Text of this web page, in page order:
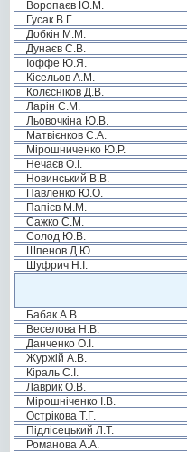
Воропаєв Ю.М.
Гусак В.Г.
Добкін М.М.
Дунаєв С.В.
Іоффе Ю.Я.
Кісельов А.М.
Колєсніков Д.В.
Ларін С.М.
Льовочкіна Ю.В.
Матвієнков С.А.
Мірошниченко Ю.Р.
Нечаєв О.І.
Новинський В.В.
Павленко Ю.О.
Папієв М.М.
Сажко С.М.
Солод Ю.В.
Шпенов Д.Ю.
Шуфрич Н.І.
Бабак А.В.
Веселова Н.В.
Данченко О.І.
Журжій А.В.
Кіраль С.І.
Лаврик О.В.
Мірошніченко І.В.
Острікова Т.Г.
Підлісецький Л.Т.
Романова А.А.